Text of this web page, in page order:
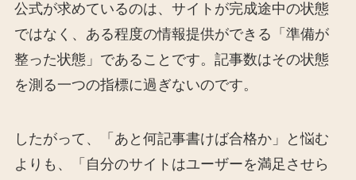
公式が求めているのは、サイトが完成途中の状態
ではなく、ある程度の情報提供ができる「準備が
整った状態」であることです。記事数はその状態
を測る一つの指標に過ぎないのです。
したがって、「あと何記事書けば合格か」と悩む
よりも、「自分のサイトはユーザーを満足させら